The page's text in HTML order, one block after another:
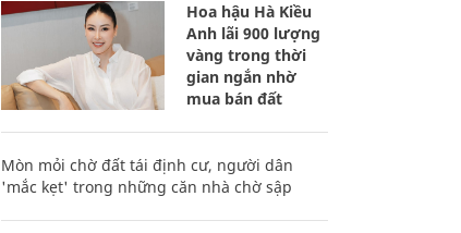
Hoa hậu Hà Kiều
Anh lãi 900 lượng
vàng trong thời
gian ngắn nhờ
mua bán đất
Mòn mỏi chờ đất tái định cư, người dân
'mắc kẹt' trong những căn nhà chờ sập